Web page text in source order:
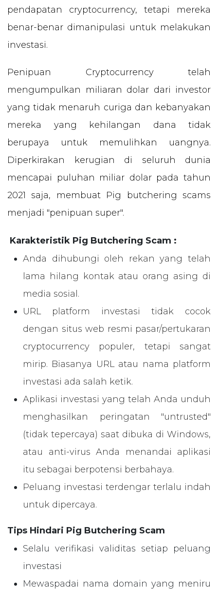
pendapatan cryptocurrency, tetapi mereka
benar-benar dimanipulasi untuk melakukan
investasi.
Penipuan Cryptocurrency telah
mengumpulkan miliaran dolar dari investor
yang tidak menaruh curiga dan kebanyakan
mereka yang kehilangan dana tidak
berupaya untuk memulihkan uangnya.
Diperkirakan kerugian di seluruh dunia
mencapai puluhan miliar dolar pada tahun
2021 saja, membuat Pig butchering scams
menjadi "penipuan super".
Karakteristik Pig Butchering Scam :
Anda dihubungi oleh rekan yang telah
lama hilang kontak atau orang asing di
media sosial.
URL platform investasi tidak cocok
dengan situs web resmi pasar/pertukaran
cryptocurrency populer, tetapi sangat
mirip. Biasanya URL atau nama platform
investasi ada salah ketik.
Aplikasi investasi yang telah Anda unduh
menghasilkan peringatan "untrusted"
(tidak tepercaya) saat dibuka di Windows,
atau anti-virus Anda menandai aplikasi
itu sebagai berpotensi berbahaya.
Peluang investasi terdengar terlalu indah
untuk dipercaya.
Tips Hindari Pig Butchering Scam
Selalu verifikasi validitas setiap peluang
investasi
Mewaspadai nama domain yang meniru